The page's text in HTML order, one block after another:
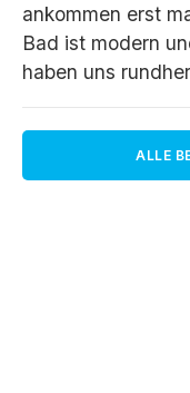
ankommen erst
Bad ist modern
haben uns
ALLE